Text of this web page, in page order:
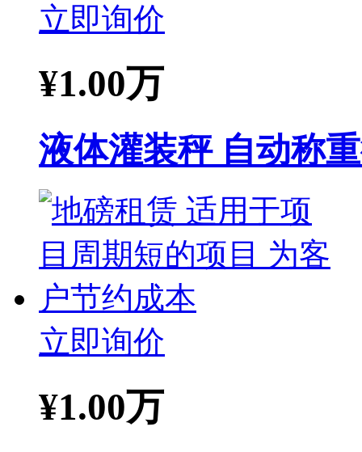
立即询价
¥1.00万
液体灌装秤 自动称
立即询价
¥1.00万